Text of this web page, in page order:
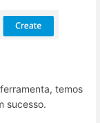
temos
sucesso.